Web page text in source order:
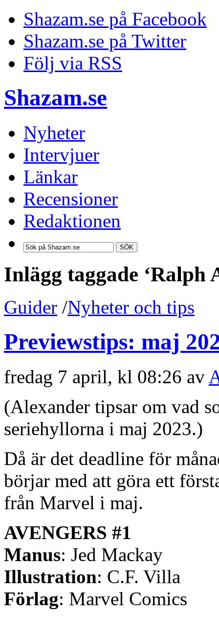
Shazam.se på Facebook
Shazam.se på Twitter
Följ via RSS
Shazam.se
Nyheter
Intervjuer
Länkar
Recensioner
Redaktionen
SÖK
Inlägg taggade ‘Ralph
Guider /Nyheter och tips
Previewstips: maj
fredag 7 april, kl 08:26 av
(Alexander tipsar om vad
seriehyllorna i maj 2023.)
Då är det deadline för
börjar med att göra ett
från Marvel i maj.
AVENGERS #1
Manus: Jed Mackay
Illustration: C.F. Villa
Förlag: Marvel Comics